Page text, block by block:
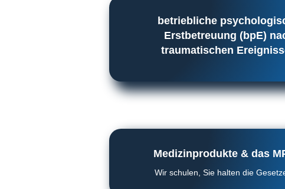
betriebliche
Erstbetreuung (bpE)
traumatischen
Medizinprodukte & das
Wir schulen, Sie halten die